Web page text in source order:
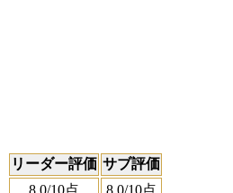
リーダー評価 サブ評価